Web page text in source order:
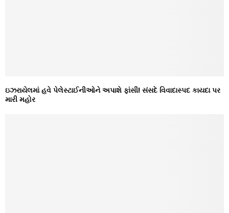
ઇઝરાયેલમાં હવે પેલેસ્ટાઈનીઓને અપાશે ફાંસી! સંસદે વિવાદાસ્પદ કાયદા પર
મારી મહોર